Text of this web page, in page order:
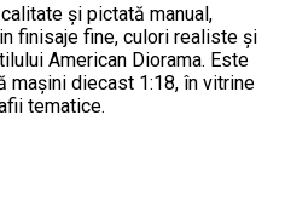
și pictată manual,
finisaje fine, culori realiste și
American Diorama. Este
mașini diecast 1:18, în vitrine
tematice.